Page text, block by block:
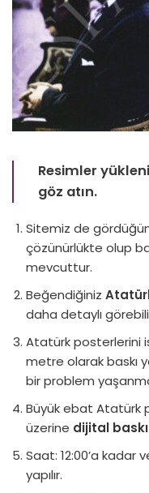
Resimler
göz atın.
Sitemiz de
çözünürlükte olup
mevcuttur.
Beğendiğiniz
daha detaylı
Atatürk posterlerini
metre olarak baskı
bir problem
Büyük ebat Atatürk
üzerine dijital baskı
Saat: 12:00’a kadar
yapılır.